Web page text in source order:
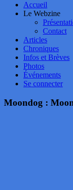
Accueil
Le Webzine
Contact
Articles
Chroniques
Infos et Brèves
Photos
Événements
Se connecter
Moondog :